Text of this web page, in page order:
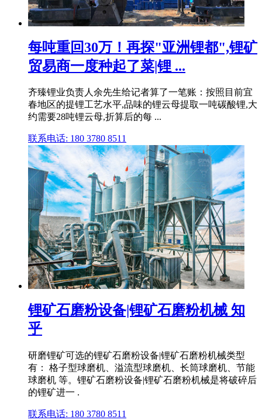
每吨重回30万！再探"亚洲锂都",锂矿
贸易商一度种起了菜|锂 ...
齐臻锂业负责人余先生给记者算了一笔账：按照目前宜
春地区的提锂工艺水平,品味的锂云母提取一吨碳酸锂,大
约需要28吨锂云母,折算后的每 ...
联系电话: 180 3780 8511
锂矿石磨粉设备|锂矿石磨粉机械 知
乎
研磨锂矿可选的锂矿石磨粉设备|锂矿石磨粉机械类型
有： 格子型球磨机、溢流型球磨机、长筒球磨机、节能
球磨机 等。锂矿石磨粉设备|锂矿石磨粉机械是将破碎后
的锂矿进一 .
联系电话: 180 3780 8511